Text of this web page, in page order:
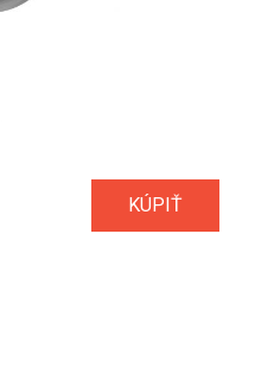
KÚPIŤ